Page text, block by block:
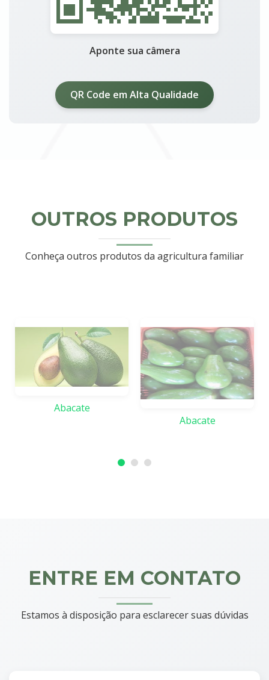
Aponte sua câmera
QR Code em Alta Qualidade
OUTROS PRODUTOS
Conheça outros produtos da agricultura familiar
Abacate
Abacate
ENTRE EM CONTATO
Estamos à disposição para esclarecer suas dúvidas